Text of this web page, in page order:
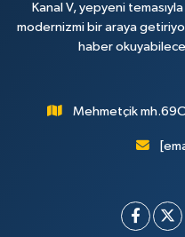
Kanal V, yepyeni
modernizmi bir araya
haber
Mehmetçik